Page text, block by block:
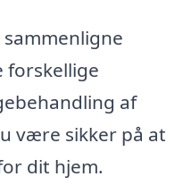
forskellige
af
være sikker på at
dit hjem.